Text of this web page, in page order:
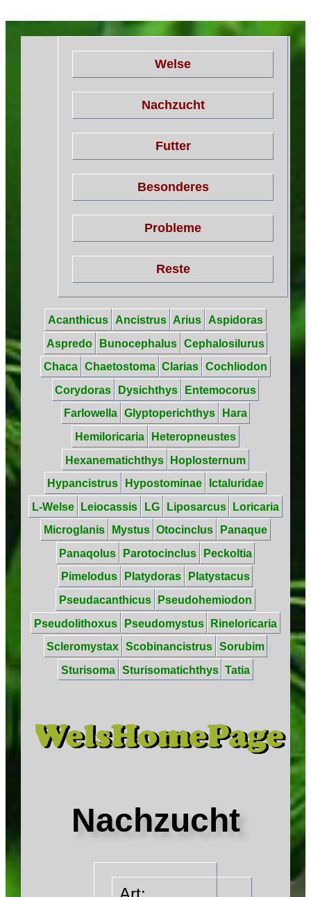
Welse
Nachzucht
Futter
Besonderes
Probleme
Reste
Acanthicus Ancistrus Arius
Aspidoras
Aspredo
Bunocephalus Cephalosilurus
Chaca Chaetostoma Clarias Cochliodon
Corydoras
Dysichthys
Entemocorus
Farlowella Glyptoperichthys
Hara
Hemiloricaria
Heteropneustes
Hexanematichthys
Hoplosternum
Hypancistrus
Hypostominae
Ictaluridae
L-Welse
Leiocassis LG Liposarcus
Loricaria
Microglanis
Mystus Otocinclus
Panaque
Panaqolus
Parotocinclus
Peckoltia
Pimelodus
Platydoras
Platystacus
Pseudacanthicus
Pseudohemiodon
Pseudolithoxus
Pseudomystus
Rineloricaria
Scleromystax Scobinancistrus Sorubim
Sturisoma Sturisomatichthys Tatia
Nachzucht